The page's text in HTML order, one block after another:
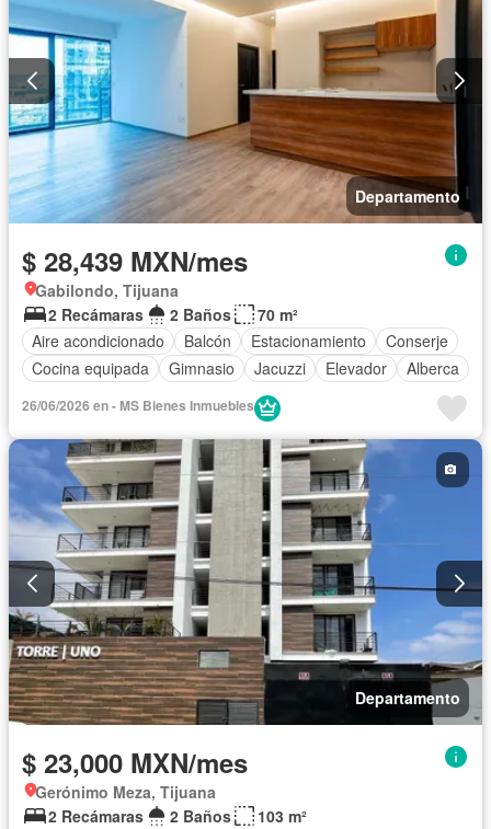
Departamento
$ 28,439 MXN/mes
Gabilondo, Tijuana
2 Recámaras
2 Baños
70 m²
Aire acondicionado
Balcón Estacionamiento
Conserje
Cocina equipada
Gimnasio Jacuzzi Elevador Alberca
26/06/2026 en - MS Bienes Inmuebles
Departamento
$ 23,000 MXN/mes
Gerónimo Meza, Tijuana
2 Recámaras
2 Baños
103 m²